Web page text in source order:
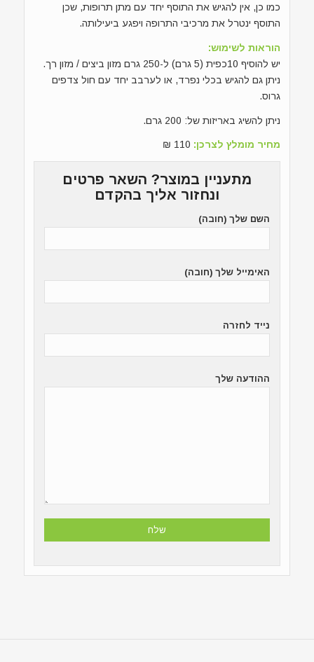
כמו כן, אין להגיש את התוסף יחד עם מתן תרופות, שכן
התוסף ינטרל את מרכיבי התרופה ויפגע ביעילותה.
הוראות לשימוש:
יש להוסיף 10כפית (5 גרם) ל-250 גרם מזון ביצים / מזון רך.
ניתן גם להגיש בכלי נפרד, או לערבב יחד עם חול צדפים
גרוס.
ניתן להשיג באריזות של: 200 גרם.
מחיר מומלץ לצרכן:
מתעניין במוצר? השאר פרטים
ונחזור אליך בהקדם
השם שלך (חובה)
האימייל שלך (חובה)
נייד לחזרה
ההודעה שלך